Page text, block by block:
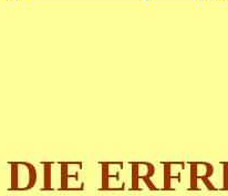
DIE